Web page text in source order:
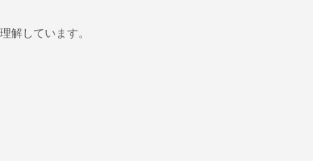
解しています。